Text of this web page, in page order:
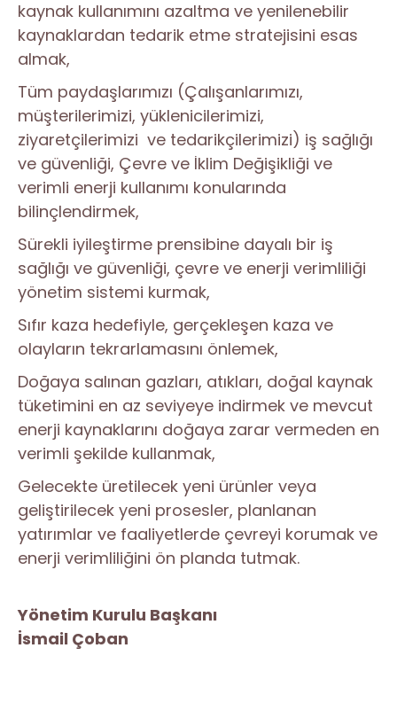
kaynak kullanımını azaltma ve yenilenebilir
kaynaklardan tedarik etme stratejisini esas
almak,
Tüm paydaşlarımızı (Çalışanlarımızı,
müşterilerimizi, yüklenicilerimizi,
ziyaretçilerimizi ve tedarikçilerimizi) iş sağlığı
ve güvenliği, Çevre ve İklim Değişikliği ve
verimli enerji kullanımı konularında
bilinçlendirmek,
Sürekli iyileştirme prensibine dayalı bir iş
sağlığı ve güvenliği, çevre ve enerji verimliliği
yönetim sistemi kurmak,
Sıfır kaza hedefiyle, gerçekleşen kaza ve
olayların tekrarlamasını önlemek,
Doğaya salınan gazları, atıkları, doğal kaynak
tüketimini en az seviyeye indirmek ve mevcut
enerji kaynaklarını doğaya zarar vermeden en
verimli şekilde kullanmak,
Gelecekte üretilecek yeni ürünler veya
geliştirilecek yeni prosesler, planlanan
yatırımlar ve faaliyetlerde çevreyi korumak ve
enerji verimliliğini ön planda tutmak.
Yönetim Kurulu Başkanı
İsmail Çoban